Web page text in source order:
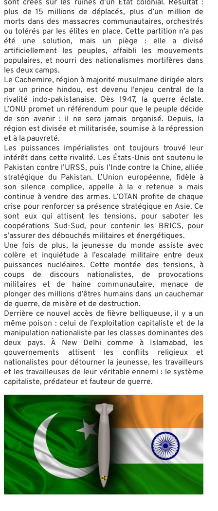
sont créés sur les ruines d’un État colonial. Résultat :
plus de 15 millions de déplacés, plus d’un million de
morts dans des massacres communautaires, orchestrés
ou tolérés par les élites en place. Cette partition n’a pas
été une solution, mais un piège : elle a divisé
artificiellement les peuples, affaibli les mouvements
populaires, et nourri des nationalismes mortifères dans
les deux camps.
Le Cachemire, région à majorité musulmane dirigée alors
par un prince hindou, est devenu l’enjeu central de la
rivalité indo-pakistanaise. Dès 1947, la guerre éclate.
L’ONU promet un référendum pour que le peuple décide
de son avenir : il ne sera jamais organisé. Depuis, la
région est divisée et militarisée, soumise à la répression
et à la pauvreté.
Les puissances impérialistes ont toujours trouvé leur
intérêt dans cette rivalité. Les États-Unis ont soutenu le
Pakistan contre l’URSS, puis l’Inde contre la Chine, alliée
stratégique du Pakistan. L’Union européenne, fidèle à
son silence complice, appelle à la « retenue » mais
continue à vendre des armes. L’OTAN profite de chaque
crise pour renforcer sa présence stratégique en Asie. Ce
sont eux qui attisent les tensions, pour saboter les
coopérations Sud-Sud, pour contenir les BRICS, pour
s’assurer des débouchés militaires et énergétiques.
Une fois de plus, la jeunesse du monde assiste avec
colère et inquiétude à l’escalade militaire entre deux
puissances nucléaires. Cette montée des tensions, à
coups de discours nationalistes, de provocations
militaires et de haine communautaire, menace de
plonger des millions d’êtres humains dans un cauchemar
de guerre, de misère et de destruction.
Derrière ce nouvel accès de fièvre belliqueuse, il y a un
même poison : celui de l’exploitation capitaliste et de la
manipulation nationaliste par les classes dominantes des
deux pays. À New Delhi comme à Islamabad, les
gouvernements attisent les conflits religieux et
nationalistes pour détourner la jeunesse, les travailleurs
et les travailleuses de leur véritable ennemi : le système
capitaliste, prédateur et fauteur de guerre.